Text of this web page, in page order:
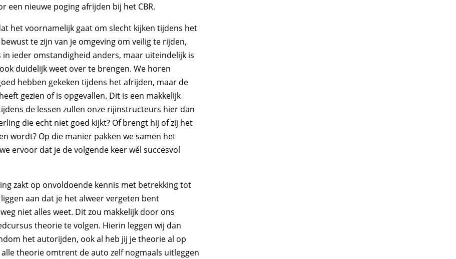
een nieuwe poging afrijden bij het CBR.
het voornamelijk gaat om slecht kijken tijdens het
te zijn van je omgeving om veilig te rijden,
ieder omstandigheid anders, maar uiteindelijk is
duidelijk weet over te brengen. We horen
hebben gekeken tijdens het afrijden, maar de
gezien of is opgevallen. Dit is een makkelijk
de lessen zullen onze rijinstructeurs hier dan
die echt niet goed kijkt? Of brengt hij of zij het
wordt? Op die manier pakken we samen het
ervoor dat je de volgende keer wél succesvol
zakt op onvoldoende kennis met betrekking tot
aan dat je het alweer vergeten bent
niet alles weet. Dit zou makkelijk door ons
theorie te volgen. Hierin leggen wij dan
het autorijden, ook al heb jij je theorie al op
theorie omtrent de auto zelf nogmaals uitleggen